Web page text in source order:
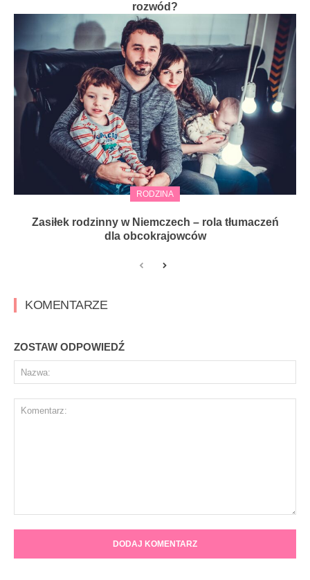
rozwód?
RODZINA
Zasiłek rodzinny w Niemczech – rola tłumaczeń
dla obcokrajowców
KOMENTARZE
ZOSTAW ODPOWIEDŹ